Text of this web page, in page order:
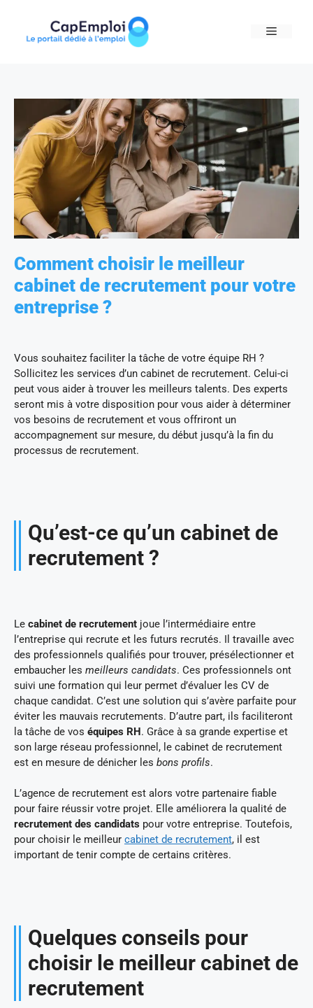
content
MENU
Comment choisir le meilleur
cabinet de recrutement pour votre
entreprise ?
Vous souhaitez faciliter la tâche de votre équipe RH ?
Sollicitez les services d’un cabinet de recrutement. Celui-ci
peut vous aider à trouver les meilleurs talents. Des experts
seront mis à votre disposition pour vous aider à déterminer
vos besoins de recrutement et vous offriront un
accompagnement sur mesure, du début jusqu’à la fin du
processus de recrutement.
Qu’est-ce qu’un cabinet de
recrutement ?
Le cabinet de recrutement joue l’intermédiaire entre
l’entreprise qui recrute et les futurs recrutés. Il travaille avec
des professionnels qualifiés pour trouver, présélectionner et
embaucher les meilleurs candidats. Ces professionnels ont
suivi une formation qui leur permet d’évaluer les CV de
chaque candidat. C’est une solution qui s’avère parfaite pour
éviter les mauvais recrutements. D’autre part, ils faciliteront
la tâche de vos équipes RH. Grâce à sa grande expertise et
son large réseau professionnel, le cabinet de recrutement
est en mesure de dénicher les bons profils.
L’agence de recrutement est alors votre partenaire fiable
pour faire réussir votre projet. Elle améliorera la qualité de
recrutement des candidats pour votre entreprise. Toutefois,
pour choisir le meilleur cabinet de recrutement, il est
important de tenir compte de certains critères.
Quelques conseils pour
choisir le meilleur cabinet de
recrutement